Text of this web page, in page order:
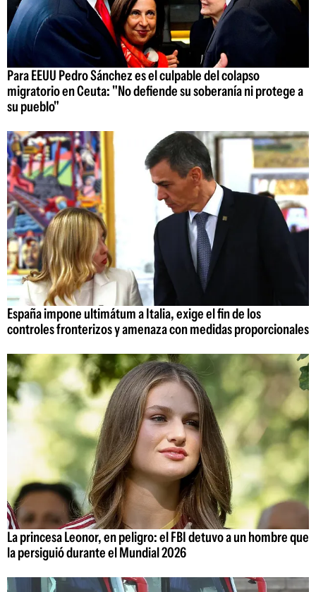
Para EEUU Pedro Sánchez es el culpable del colapso
migratorio en Ceuta: "No defiende su soberanía ni protege a
su pueblo"
España impone ultimátum a Italia, exige el fin de los
controles fronterizos y amenaza con medidas proporcionales
La princesa Leonor, en peligro: el FBI detuvo a un hombre que
la persiguió durante el Mundial 2026